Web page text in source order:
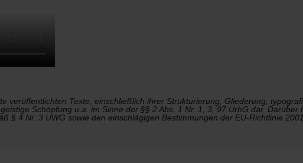
Texte, einschließlich ihrer Strukturierung, Gliederung,
Schöpfung u.a. im Sinne der §§ 2 Abs. 1 Nr. 1, 3, 97 UrhG dar. Darüber
§ 4 Nr. 3 UWG sowie den einschlägigen Bestimmungen der EU-Richtlinie